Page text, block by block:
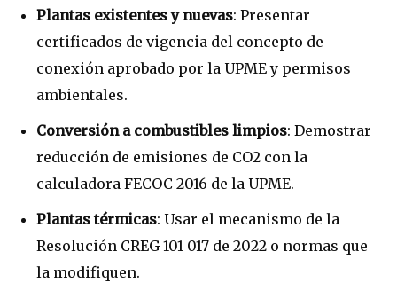
Plantas existentes y nuevas: Presentar
certificados de vigencia del concepto de
conexión aprobado por la UPME y permisos
ambientales.
Conversión a combustibles limpios: Demostrar
reducción de emisiones de CO2 con la
calculadora FECOC 2016 de la UPME.
Plantas térmicas: Usar el mecanismo de la
Resolución CREG 101 017 de 2022 o normas que
la modifiquen.